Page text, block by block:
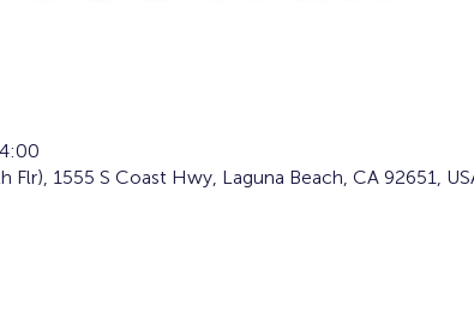
Flr), 1555 S Coast Hwy, Laguna Beach, CA 92651,